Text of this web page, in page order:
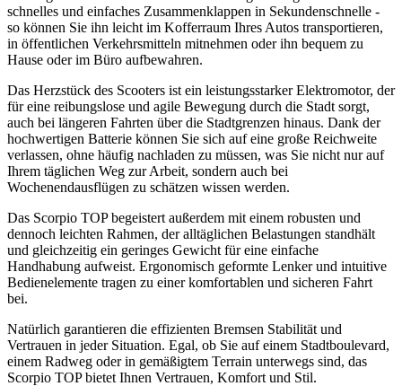
schnelles und einfaches Zusammenklappen in Sekundenschnelle -
so können Sie ihn leicht im Kofferraum Ihres Autos transportieren,
in öffentlichen Verkehrsmitteln mitnehmen oder ihn bequem zu
Hause oder im Büro aufbewahren.
Das Herzstück des Scooters ist ein leistungsstarker Elektromotor, der
für eine reibungslose und agile Bewegung durch die Stadt sorgt,
auch bei längeren Fahrten über die Stadtgrenzen hinaus. Dank der
hochwertigen Batterie können Sie sich auf eine große Reichweite
verlassen, ohne häufig nachladen zu müssen, was Sie nicht nur auf
Ihrem täglichen Weg zur Arbeit, sondern auch bei
Wochenendausflügen zu schätzen wissen werden.
Das Scorpio TOP begeistert außerdem mit einem robusten und
dennoch leichten Rahmen, der alltäglichen Belastungen standhält
und gleichzeitig ein geringes Gewicht für eine einfache
Handhabung aufweist. Ergonomisch geformte Lenker und intuitive
Bedienelemente tragen zu einer komfortablen und sicheren Fahrt
bei.
Natürlich garantieren die effizienten Bremsen Stabilität und
Vertrauen in jeder Situation. Egal, ob Sie auf einem Stadtboulevard,
einem Radweg oder in gemäßigtem Terrain unterwegs sind, das
Scorpio TOP bietet Ihnen Vertrauen, Komfort und Stil.